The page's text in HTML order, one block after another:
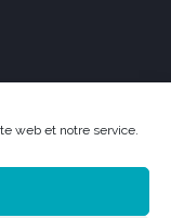
web et notre service.